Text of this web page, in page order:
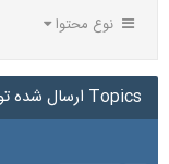
نوع محتوا
Topics ارسال شده توسط maralweb